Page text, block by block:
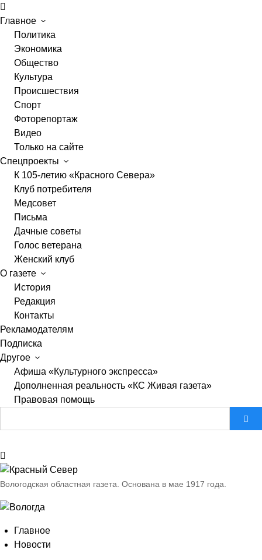
Главное
Политика
Экономика
Общество
Культура
Происшествия
Спорт
Фоторепортаж
Видео
Только на сайте
Спецпроекты
К 105-летию «Красного Севера»
Клуб потребителя
Медсовет
Письма
Дачные советы
Голос ветерана
Женский клуб
О газете
История
Редакция
Контакты
Рекламодателям
Подписка
Другое
Афиша «Культурного экспресса»
Дополненная реальность «КС Живая газета»
Правовая помощь
Вологодская областная газета. Основана в мае 1917 года.
Главное
Новости